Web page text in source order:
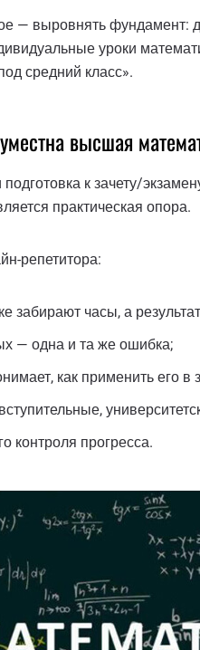
— выровнять фундамент:
уроки
средний класс».
высшая
к зачету/
практическая опора.
репетитора:
забирают часы, а
— одна и та же ошибка;
как применить его в
контроля прогресса.